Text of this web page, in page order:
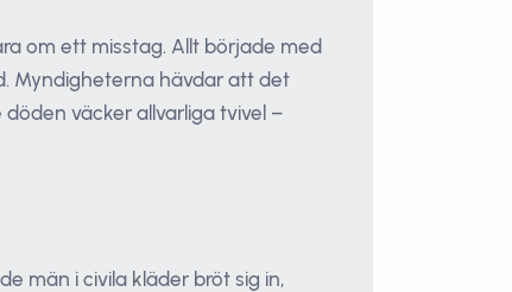
om ett misstag. Allt började med
Myndigheterna hävdar att det
väcker allvarliga tvivel –
män i civila kläder bröt sig in,